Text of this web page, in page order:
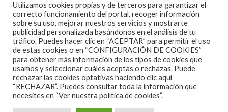
2007 COPYRIGHT -CODETIPITHEME
Utilizamos cookies propias y de terceros para garantizar el
correcto funcionamiento del portal, recoger información
sobre su uso, mejorar nuestros servicios y mostrarte
publicidad personalizada basándonos en el análisis de tu
tráfico. Puedes hacer clic en “ACEPTAR” para permitir el uso
de estas cookies o en “CONFIGURACIÓN DE COOKIES”
para obtener más información de los tipos de cookies que
usamos y seleccionar cuáles aceptas o rechazas. Puede
rechazar las cookies optativas haciendo clic aquí
“RECHAZAR”. Puedes consultar toda la información que
necesites en “Ver nuestra política de cookies”.